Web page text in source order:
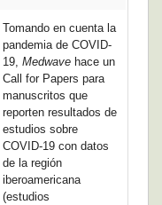
Tomando en cuenta la
pandemia de COVID-
19, Medwave hace un
Call for Papers para
manuscritos que
reporten resultados de
estudios sobre
COVID-19 con datos
de la región
iberoamericana
(estudios